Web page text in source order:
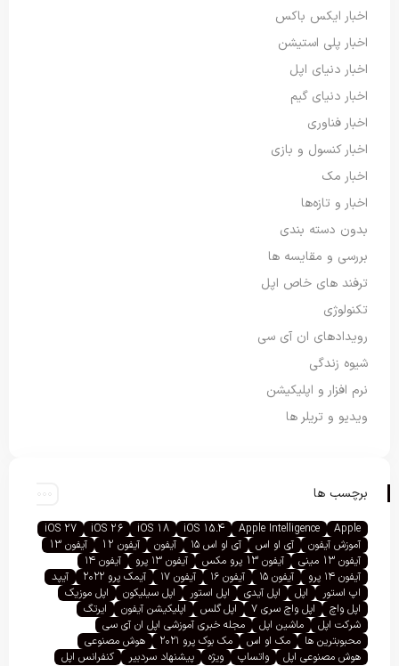
اخبار ایکس باکس
اخبار پلی استیشن
اخبار دنیای اپل
اخبار دنیای گیم
اخبار فناوری
اخبار کنسول و بازی
اخبار مک
اخبار و تازه‌ها
بدون دسته بندی
بررسی و مقایسه ها
ترفند های خاص اپل
تکنولوژی
رویدادهای ان آی سی
شیوه زندگی
نرم افزار و اپلیکیشن
ویدیو و تریلر ها
برچسب ها
Apple
Apple Intelligence
iOS 15.4
iOS 18
iOS 26
iOS 27
آموزش آیفون
آی او اس آی او اس ۱۵ آیفون آیفون 12
آیفون 13
آیفون 13 مینی
آیفون 13 پرو مکس آیفون ۱۳ پرو
آیفون ۱۴
آیفون ۱۴ پرو
آیفون ۱۵ آیفون ۱۶ آیفون ۱۷ آیمک پرو ۲۰۲۲
آیپد
اپ استور
اپل اپل آیدی اپل استور اپل سیلیکون
اپل موزیک
اپل واچ
اپل واچ سری ۷ اپل گلس اپلیکیشن آیفون
ایرتگ
شرکت اپل
ماشین اپل
مجله خبری آموزشی اپل ان آی سی
محبوبترین ها
مک او اس مک بوک پرو ۲۰۲۱
هوش مصنوعی
هوش مصنوعی اپل
واتساپ ویژه پیشنهاد سردبیر کنفرانس اپل